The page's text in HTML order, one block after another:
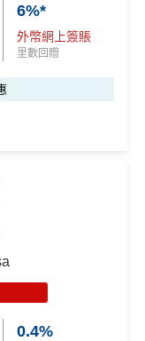
(CBF, 包括DCC)無
$250
驗
promotion，
簽賬
交易無回贈
，高年薪有其他
知off-topic但對我
6%*
外幣網上簽賬
里數回贈
0.4%